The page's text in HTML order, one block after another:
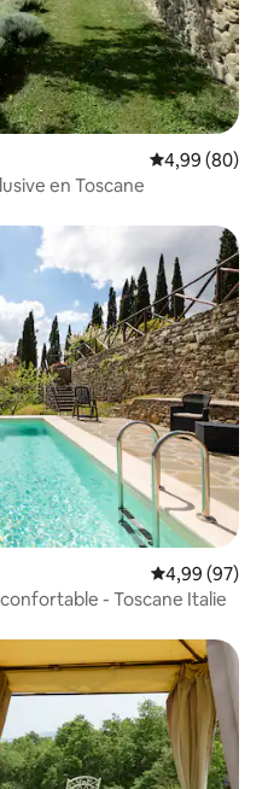
Évaluation
4,99 (80)
en Toscane
appréciés
Évaluation
4,99 (97)
- Toscane Italie
appréciés